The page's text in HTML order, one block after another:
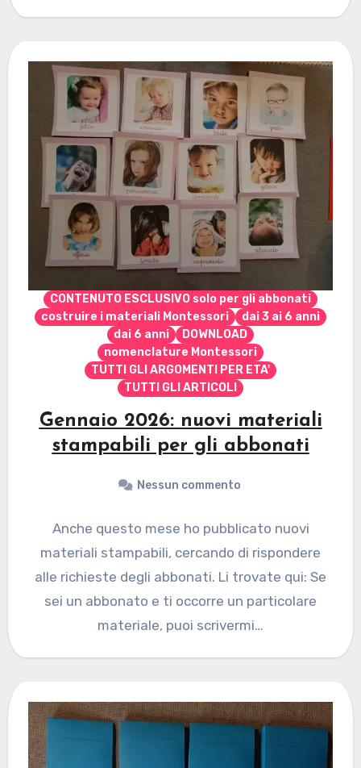
CONTENUTO ESCLUSIVO solo per gli abbonati
costruire i materiali Montessori
dai 3 ai 6 anni
dai 6 anni
DOWNLOAD
nomenclature Montessori
TUTTI GLI ARGOMENTI PER ETA'
TUTTI GLI ARTICOLI
Gennaio 2026: nuovi materiali
stampabili per gli abbonati
Nessun commento
Anche questo mese ho pubblicato nuovi
materiali stampabili, cercando di rispondere
alle richieste degli abbonati. Li trovate qui: Se
sei un abbonato e ti occorre un particolare
materiale, puoi scrivermi…